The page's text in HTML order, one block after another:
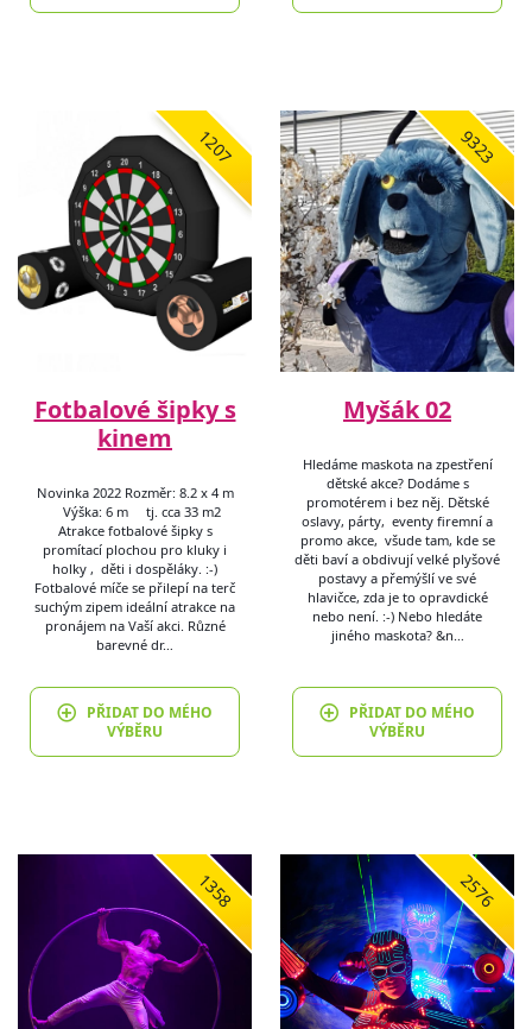
1207
Fotbalové šipky s
kinem
Novinka 2022 Rozměr: 8.2 x 4 m
Výška: 6 m tj. cca 33 m2
Atrakce fotbalové šipky s
promítací plochou pro kluky i
holky , děti i dospěláky. :-)
Fotbalové míče se přilepí na terč
suchým zipem ideální atrakce na
pronájem na Vaší akci. Různé
barevné dr…
PŘIDAT DO MÉHO
VÝBĚRU
9323
Myšák 02
Hledáme maskota na zpestření
dětské akce? Dodáme s
promotérem i bez něj. Dětské
oslavy, párty, eventy firemní a
promo akce, všude tam, kde se
děti baví a obdivují velké plyšové
postavy a přemýšlí ve své
hlavičce, zda je to opravdické
nebo není. :-) Nebo hledáte
jiného maskota? &n…
PŘIDAT DO MÉHO
VÝBĚRU
1358 2576